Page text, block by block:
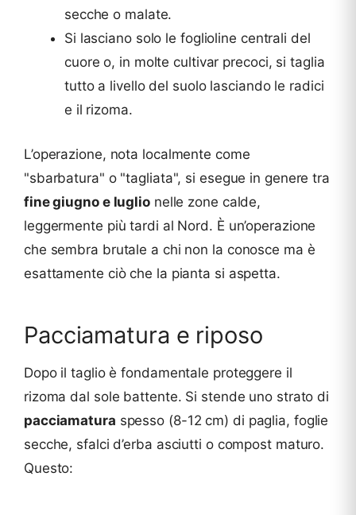
secche o malate.
Si lasciano solo le foglioline centrali del
cuore o, in molte cultivar precoci, si taglia
tutto a livello del suolo lasciando le radici
e il rizoma.
L’operazione, nota localmente come
"sbarbatura" o "tagliata", si esegue in genere tra
fine giugno e luglionelle zone calde,
leggermente più tardi al Nord. È un’operazione
che sembra brutale a chi non la conosce ma è
esattamente ciò che la pianta si aspetta.
Pacciamatura e riposo
Dopo il taglio è fondamentale proteggere il
rizoma dal sole battente. Si stende uno strato di
pacciamatura spesso (8-12 cm) di paglia, foglie
secche, sfalci d’erba asciutti o compost maturo.
Questo: